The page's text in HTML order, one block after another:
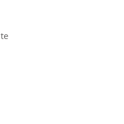
te